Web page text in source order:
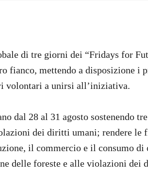
di tre giorni dei “Fridays for
fianco, mettendo a disposizione i
volontari a unirsi all’iniziativa.
dal 28 al 31 agosto sostenendo
dei diritti umani; rendere le
il commercio e il consumo di
delle foreste e alle violazioni dei